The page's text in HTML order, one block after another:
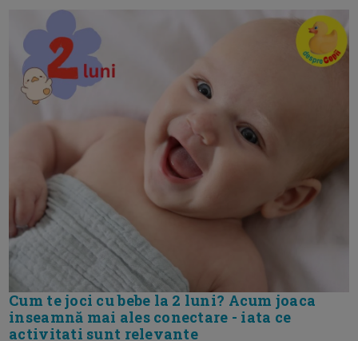
Cum te joci cu bebe la 2 luni? Acum joaca
inseamnă mai ales conectare - iata ce
activitati sunt relevante